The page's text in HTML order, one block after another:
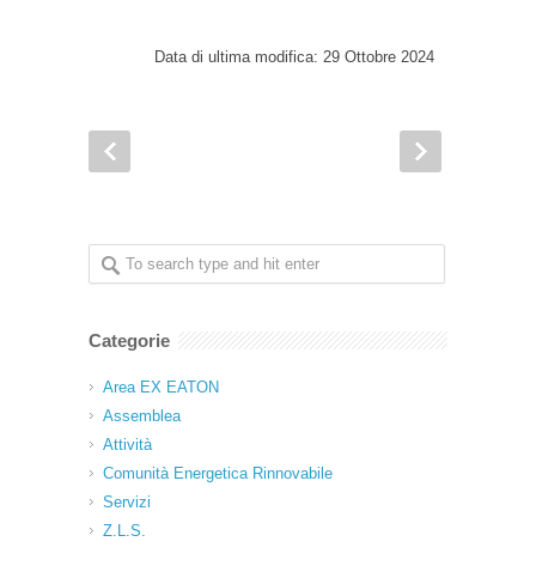
Data di ultima modifica: 29 Ottobre 2024
Categorie
Area EX EATON
Assemblea
Attività
Comunità Energetica Rinnovabile
Servizi
Z.L.S.